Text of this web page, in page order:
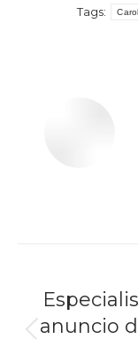
Tags:
anuncio